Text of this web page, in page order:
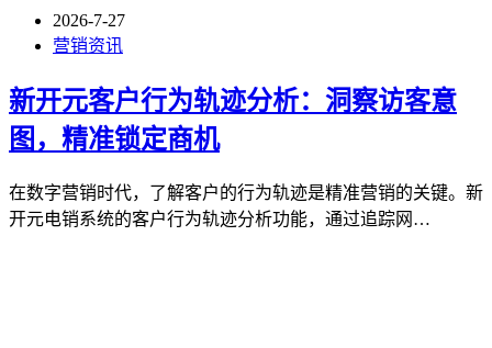
2026-7-27
营销资讯
新开元客户行为轨迹分析：洞察访客意
图，精准锁定商机
在数字营销时代，了解客户的行为轨迹是精准营销的关键。新
开元电销系统的客户行为轨迹分析功能，通过追踪网…